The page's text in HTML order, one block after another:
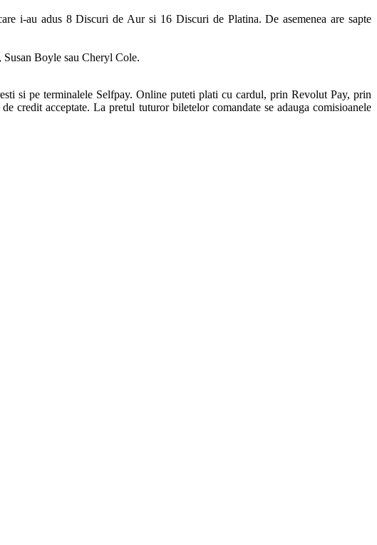
i-au adus 8 Discuri de Aur si 16 Discuri de Platina. De asemenea are sapte
Boyle sau Cheryl Cole.
si pe terminalele Selfpay. Online puteti plati cu cardul, prin Revolut Pay, prin
credit acceptate. La pretul tuturor biletelor comandate se adauga comisioanele